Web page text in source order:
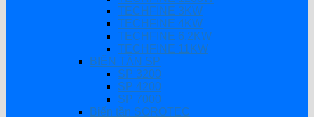
TECHFINE 3KW
TECHFINE 4KW
TECHFINE 6.2KW
TECHFINE 11KW
BIẾN TẦN SP
SP 3200
SP 4200
SP 7000
Biến tần SOROTEC